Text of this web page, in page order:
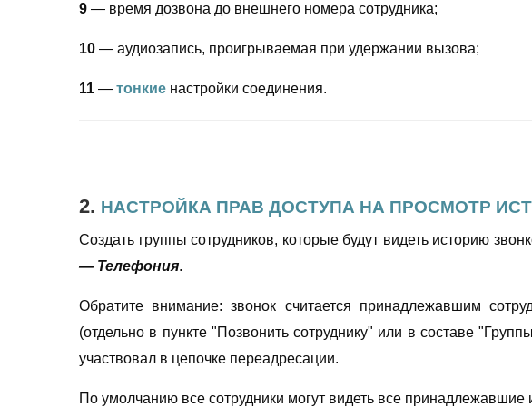
9 — время дозвона до внешнего номера сотрудника;
10 — аудиозапись, проигрываемая при удержании вызова;
11 — тонкие настройки соединения.
2. НАСТРОЙКА ПРАВ ДОСТУПА НА ПРОСМОТР
Cоздать группы сотрудников, которые будут видеть историю
— Телефония.
Обратите внимание: звонок считается принадлежавшим
(отдельно в пункте "Позвонить сотруднику" или в составе
участвовал в цепочке переадресации.
По умолчанию все сотрудники могут видеть все принадлежавшие